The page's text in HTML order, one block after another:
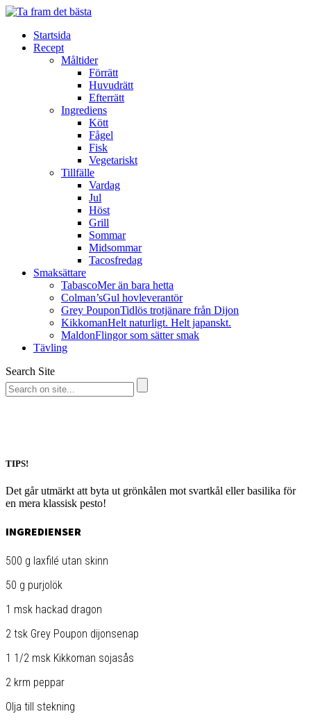
Startsida
Recept
Måltider
Förrätt
Huvudrätt
Efterrätt
Ingrediens
Kött
Fågel
Fisk
Vegetariskt
Tillfälle
Vardag
Jul
Höst
Grill
Sommar
Midsommar
Tacosfredag
Smaksättare
TabascoMer än bara hetta
Colman’sGul hovleverantör
Grey PouponTidlös trotjänare från Dijon
KikkomanHelt naturligt. Helt japanskt.
MaldonFlingor som sätter smak
Tävling
Search Site
Het tomatsoppa med Quesadillas
Prinskorvstroganoff
19 April 2018
LAXBURGARE
Tid: ca 30 minuter, 4 portioner
TIPS!
Det går utmärkt att byta ut grönkålen mot svartkål eller basilika för
en mera klassisk pesto!
INGREDIENSER
500 g laxfilé utan skinn
50 g purjolök
1 msk hackad dragon
2 tsk Grey Poupon dijonsenap
1 1/2 msk Kikkoman sojasås
2 krm peppar
Olja till stekning